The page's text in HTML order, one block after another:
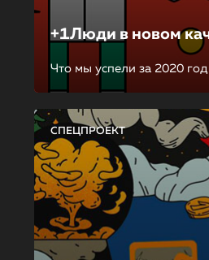
+1Люди в новом
Что мы успели за 2020 год
СПЕЦПРОЕКТ